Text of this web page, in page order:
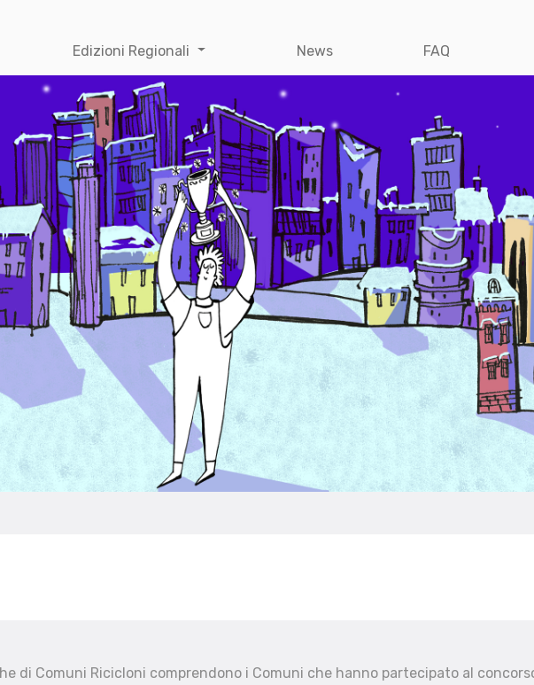
Edizioni Regionali News FAQ
di Comuni Ricicloni comprendono i Comuni che hanno partecipato al